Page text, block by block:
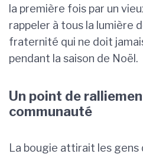
la première fois par un
rappeler à tous la lumière
fraternité qui ne doit
pendant la saison de Noël.
Un point de
communauté
La bougie attirait les gens